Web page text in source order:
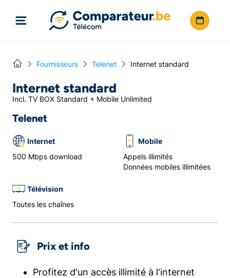
Home Fournisseurs Telenet Internet standard
Internet standard
Incl. TV BOX Standard + Mobile Unlimited
Telenet
Internet
500 Mbps download
Mobile
Appels illimités
Données mobiles illimitées
Télévision
Toutes les chaînes
Prix et info
Profitez d'un accès illimité à l'internet